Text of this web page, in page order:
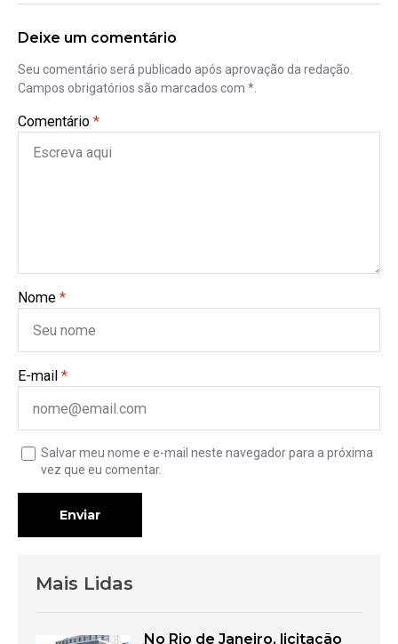
Deixe um comentário
Seu comentário será publicado após aprovação da redação.
Campos obrigatórios são marcados com *.
Comentário *
Nome *
E-mail *
Salvar meu nome e e-mail neste navegador para a próxima
vez que eu comentar.
Enviar
Mais Lidas
No Rio de Janeiro, licitação